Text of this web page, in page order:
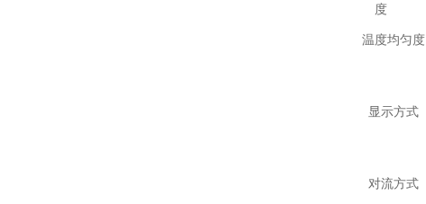
度
温度均匀度
显示方式
对流方式